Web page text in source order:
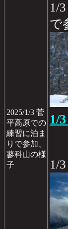
2025/1/3 菅
平高原での
練習に泊ま
りで参加、
蓼科山の様
子
1/
で
1/
1/